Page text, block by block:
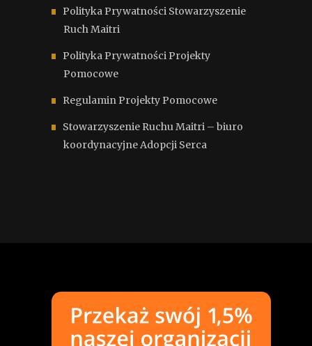
Polityka Prywatności Stowarzyszenie
Ruch Maitri
Polityka Prywatności Projekty
Pomocowe
Regulamin Projekty Pomocowe
Stowarzyszenie Ruchu Maitri – biuro
koordynacyjne Adopcji Serca